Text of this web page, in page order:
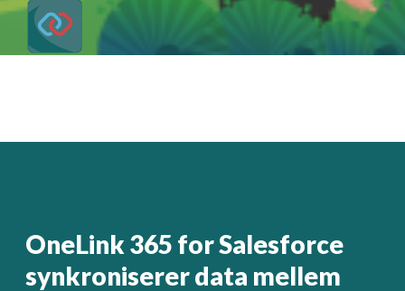
OneLink 365 for Salesforce
synkroniserer data mellem